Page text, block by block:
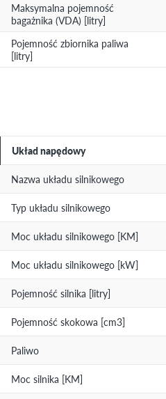
Maksymalna pojemność
bagażnika (VDA) [litry]
Pojemność zbiornika paliwa
[litry]
Układ napędowy
Nazwa układu silnikowego
Typ układu silnikowego
Moc układu silnikowego [KM]
Moc układu silnikowego [kW]
Pojemność silnika [litry]
Pojemność skokowa [cm3]
Paliwo
Moc silnika [KM]